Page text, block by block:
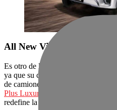
All New Vigus Plus Luxury
Es otro de los modelos de JMC
ya que su capacidad de carga ha
de camionetas. Vive una
Plus Luxury
con su motor Ford
redefine la eficiencia y rendimiento.